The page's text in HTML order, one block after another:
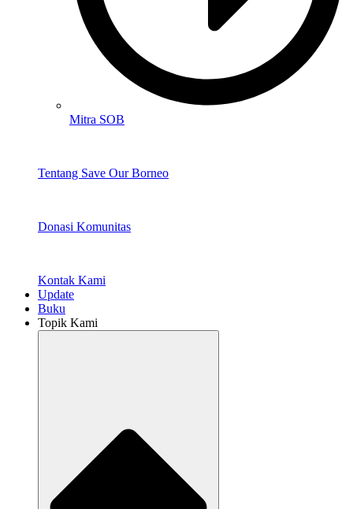
Mitra SOB
Tentang Save Our Borneo
Donasi Komunitas
Kontak Kami
Update
Buku
Topik Kami